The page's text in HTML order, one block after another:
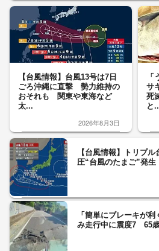
【台風情報】台風13号は7日
ごろ沖縄に直撃 勢力維持の
おそれも 関東や東海など
太...
2026年8月3日
サ
死
と
【台風情報】トリプ
圧“台風のたまご”発
「簡単にブレーキが
み走行中に震度7 65